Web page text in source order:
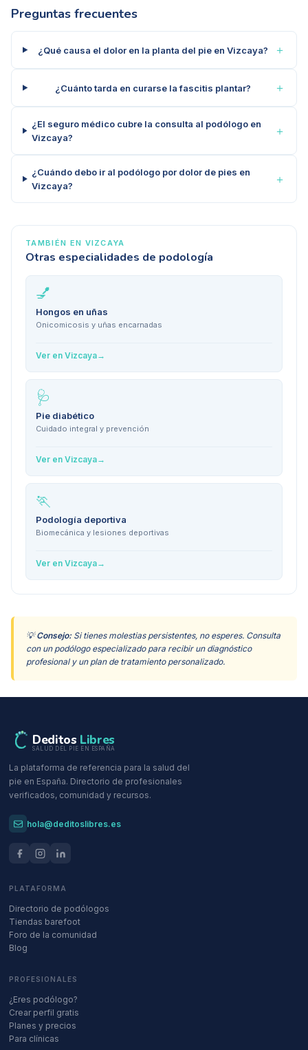
Preguntas frecuentes
¿Qué causa el dolor en la planta del pie en Vizcaya? ＋
¿Cuánto tarda en curarse la fascitis plantar? ＋
¿El seguro médico cubre la consulta al podólogo en
Vizcaya?
＋
¿Cuándo debo ir al podólogo por dolor de pies en
Vizcaya?
＋
TAMBIÉN EN VIZCAYA
Otras especialidades de podología
💅
Hongos en uñas
Onicomicosis y uñas encarnadas
Ver en Vizcaya→
🩺
Pie diabético
Cuidado integral y prevención
Ver en Vizcaya→
🏃
Podología deportiva
Biomecánica y lesiones deportivas
Ver en Vizcaya→
💡Consejo:Si tienes molestias persistentes, no esperes. Consulta
con un podólogo especializado para recibir un diagnóstico
profesional y un plan de tratamiento personalizado.
Deditos Libres
SALUD DEL PIE EN ESPAÑA
La plataforma de referencia para la salud del
pie en España. Directorio de profesionales
verificados, comunidad y recursos.
hola@deditoslibres.es
PLATAFORMA
Directorio de podólogos
Tiendas barefoot
Foro de la comunidad
Blog
PROFESIONALES
¿Eres podólogo?
Crear perfil gratis
Planes y precios
Para clínicas